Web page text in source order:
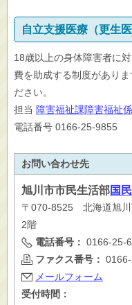
自立支援医療（更生医
18歳以上の身体障害者に
費を助成する制度があり
ださい。
担当 障害福祉課障害福祉係
電話番号 0166-25-9855
お問い合わせ先
旭川市市民生活部国
〒070-8525 北海道旭
2階
電話番号： 0166-25-
ファクス番号：
メールフォーム
受付時間：